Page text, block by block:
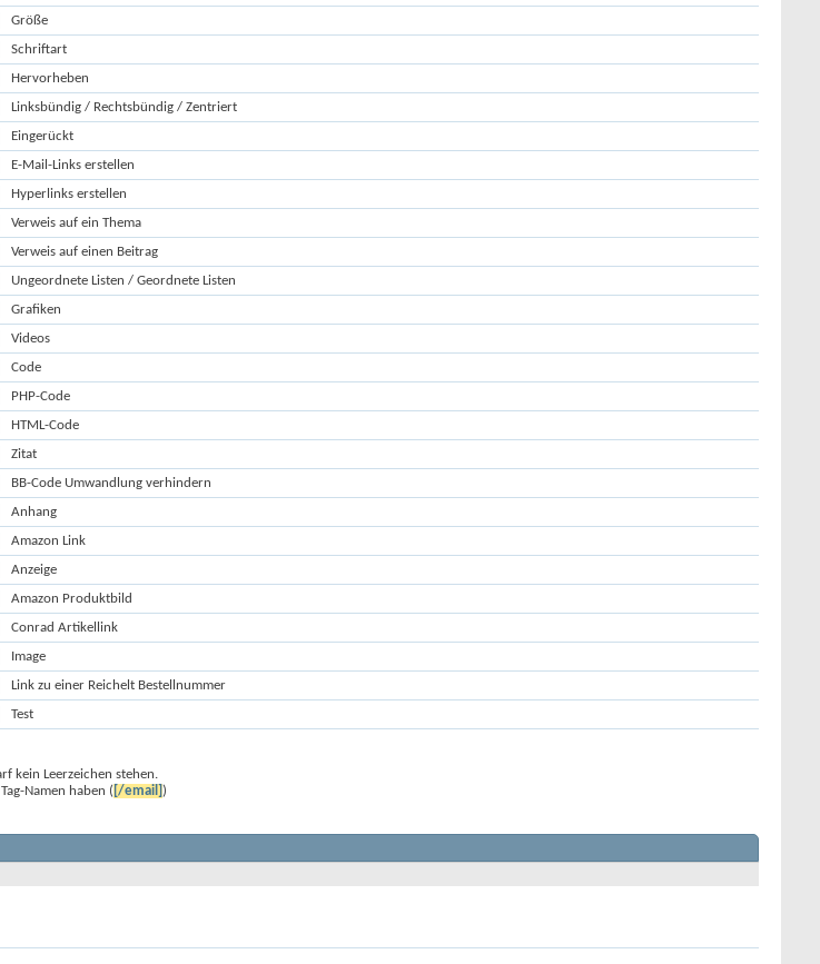
Größe
Schriftart
Hervorheben
Linksbündig / Rechtsbündig / Zentriert
Eingerückt
E-Mail-Links erstellen
Hyperlinks erstellen
Verweis auf ein Thema
Verweis auf einen Beitrag
Ungeordnete Listen / Geordnete Listen
Grafiken
Videos
Code
PHP-Code
HTML-Code
Zitat
BB-Code Umwandlung verhindern
Anhang
Amazon Link
Anzeige
Amazon Produktbild
Conrad Artikellink
Image
Link zu einer Reichelt Bestellnummer
Test
kein Leerzeichen stehen.
Namen haben ( [/email])